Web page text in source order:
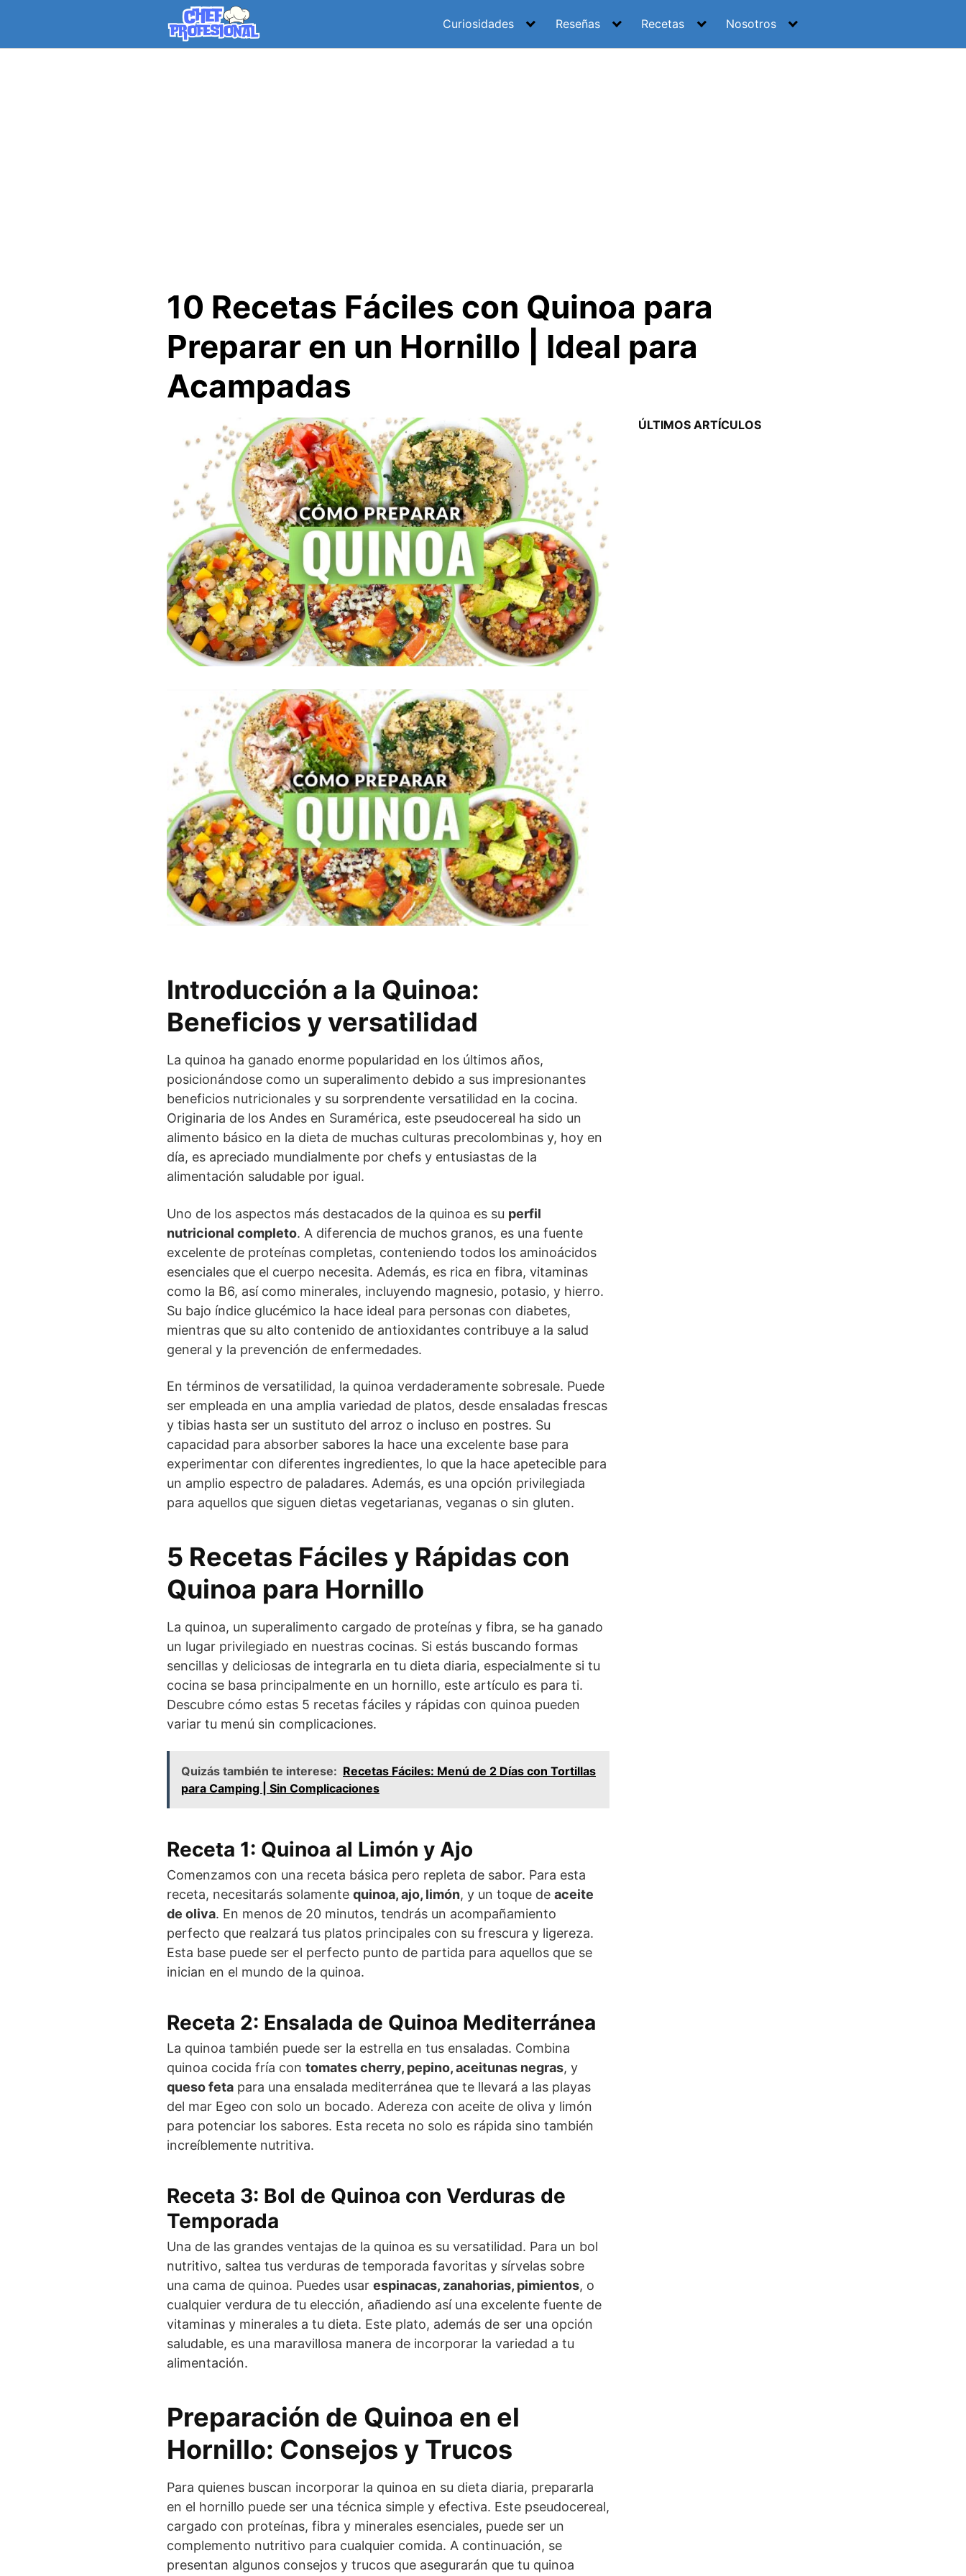
Curiosidades Reseñas Recetas Nosotros
10 Recetas Fáciles con Quinoa para
Preparar en un Hornillo | Ideal para
Acampadas
Introducción a la Quinoa:
Beneficios y versatilidad
La quinoa ha ganado enorme popularidad en los últimos años,
posicionándose como un superalimento debido a sus impresionantes
beneficios nutricionales y su sorprendente versatilidad en la cocina.
Originaria de los Andes en Suramérica, este pseudocereal ha sido un
alimento básico en la dieta de muchas culturas precolombinas y, hoy en
día, es apreciado mundialmente por chefs y entusiastas de la
alimentación saludable por igual.
Uno de los aspectos más destacados de la quinoa es su perfil
nutricional completo. A diferencia de muchos granos, es una fuente
excelente de proteínas completas, conteniendo todos los aminoácidos
esenciales que el cuerpo necesita. Además, es rica en fibra, vitaminas
como la B6, así como minerales, incluyendo magnesio, potasio, y hierro.
Su bajo índice glucémico la hace ideal para personas con diabetes,
mientras que su alto contenido de antioxidantes contribuye a la salud
general y la prevención de enfermedades.
En términos de versatilidad, la quinoa verdaderamente sobresale. Puede
ser empleada en una amplia variedad de platos, desde ensaladas frescas
y tibias hasta ser un sustituto del arroz o incluso en postres. Su
capacidad para absorber sabores la hace una excelente base para
experimentar con diferentes ingredientes, lo que la hace apetecible para
un amplio espectro de paladares. Además, es una opción privilegiada
para aquellos que siguen dietas vegetarianas, veganas o sin gluten.
5 Recetas Fáciles y Rápidas con
Quinoa para Hornillo
La quinoa, un superalimento cargado de proteínas y fibra, se ha ganado
un lugar privilegiado en nuestras cocinas. Si estás buscando formas
sencillas y deliciosas de integrarla en tu dieta diaria, especialmente si tu
cocina se basa principalmente en un hornillo, este artículo es para ti.
Descubre cómo estas 5 recetas fáciles y rápidas con quinoa pueden
variar tu menú sin complicaciones.
Quizás también te interese: Recetas Fáciles: Menú de 2 Días con Tortillas
para Camping | Sin Complicaciones
Receta 1: Quinoa al Limón y Ajo
Comenzamos con una receta básica pero repleta de sabor. Para esta
receta, necesitarás solamente quinoa, ajo, limón, y un toque de aceite
de oliva. En menos de 20 minutos, tendrás un acompañamiento
perfecto que realzará tus platos principales con su frescura y ligereza.
Esta base puede ser el perfecto punto de partida para aquellos que se
inician en el mundo de la quinoa.
Receta 2: Ensalada de Quinoa Mediterránea
La quinoa también puede ser la estrella en tus ensaladas. Combina
quinoa cocida fría con tomates cherry, pepino, aceitunas negras, y
queso feta para una ensalada mediterránea que te llevará a las playas
del mar Egeo con solo un bocado. Adereza con aceite de oliva y limón
para potenciar los sabores. Esta receta no solo es rápida sino también
increíblemente nutritiva.
Receta 3: Bol de Quinoa con Verduras de
Temporada
Una de las grandes ventajas de la quinoa es su versatilidad. Para un bol
nutritivo, saltea tus verduras de temporada favoritas y sírvelas sobre
una cama de quinoa. Puedes usar espinacas, zanahorias, pimientos, o
cualquier verdura de tu elección, añadiendo así una excelente fuente de
vitaminas y minerales a tu dieta. Este plato, además de ser una opción
saludable, es una maravillosa manera de incorporar la variedad a tu
alimentación.
Preparación de Quinoa en el
Hornillo: Consejos y Trucos
Para quienes buscan incorporar la quinoa en su dieta diaria, prepararla
en el hornillo puede ser una técnica simple y efectiva. Este pseudocereal,
cargado con proteínas, fibra y minerales esenciales, puede ser un
complemento nutritivo para cualquier comida. A continuación, se
presentan algunos consejos y trucos que asegurarán que tu quinoa
ÚLTIMOS ARTÍCULOS